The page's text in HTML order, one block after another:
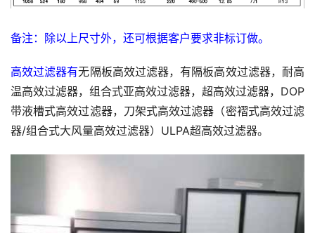
备注：除以上尺寸外，还可根据客户要求非标订做。
高效过滤器有无隔板高效过滤器，有隔板高效过滤器，耐高
温高效过滤器，组合式亚高效过滤器，超高效过滤器，DOP
带液槽式高效过滤器，刀架式高效过滤器（密褶式高效过滤
器/组合式大风量高效过滤器）ULPA超高效过滤器。